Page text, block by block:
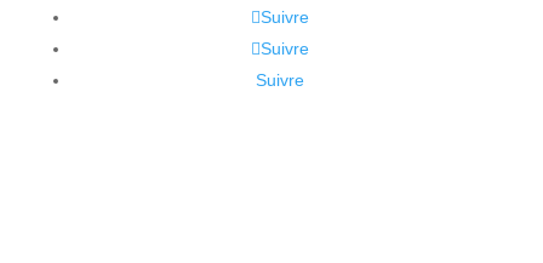
Suivre
Suivre
Suivre